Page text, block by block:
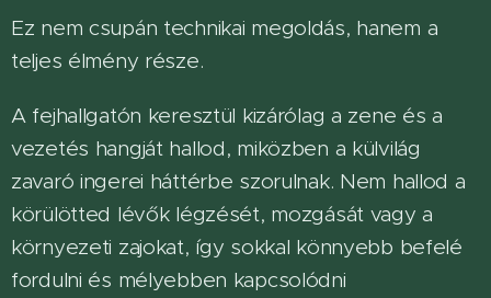
Ez nem csupán technikai megoldás, hanem a
teljes élmény része.
A fejhallgatón keresztül kizárólag a zene és a
vezetés hangját hallod, miközben a külvilág
zavaró ingerei háttérbe szorulnak. Nem hallod a
körülötted lévők légzését, mozgását vagy a
környezeti zajokat, így sokkal könnyebb befelé
fordulni és mélyebben kapcsolódni